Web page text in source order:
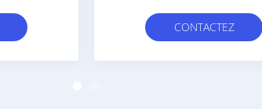
Équipements Médicaux
CONTACTEZ